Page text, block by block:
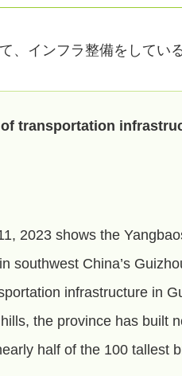
、インフラ整備をしている
transportation
2023 shows the
southwest China’s
infrastructure in
the province has built
half of the 100 tallest